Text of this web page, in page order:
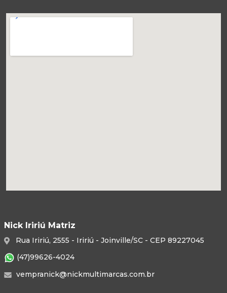
Nick Iririú Matriz
Rua Iririú, 2555 - Iririú - Joinville/SC - CEP 89227045
(47)99626-4024
vempranick@nickmultimarcas.com.br